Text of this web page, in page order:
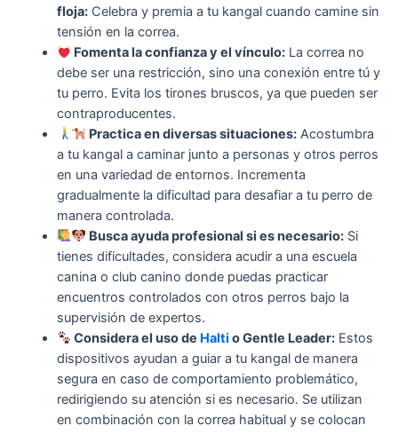
floja:Celebra y premia a tu kangal cuando camine sin
tensión en la correa.
Fomenta la confianza y el vínculo: La correa no
debe ser una restricción, sino una conexión entre tú y
tu perro. Evita los tirones bruscos, ya que pueden ser
contraproducentes.
Practica en diversas situaciones:Acostumbra
a tu kangal a caminar junto a personas y otros perros
en una variedad de entornos. Incrementa
gradualmente la dificultad para desafiar a tu perro de
manera controlada.
Busca ayuda profesional si es necesario:Si
tienes dificultades, considera acudir a una escuela
canina o club canino donde puedas practicar
encuentros controlados con otros perros bajo la
supervisión de expertos.
Considera el uso de Halti o Gentle Leader: Estos
dispositivos ayudan a guiar a tu kangal de manera
segura en caso de comportamiento problemático,
redirigiendo su atención si es necesario. Se utilizan
en combinación con la correa habitual y se colocan